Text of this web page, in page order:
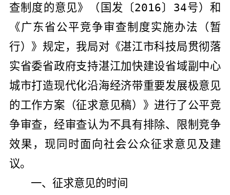
查制度的意见》（国发〔2016〕 34号）和
《广东省公平竞争审查制度实施办法（暂
行）》规定，我局对 《湛江市科技局贯彻落
实省委省政府支持湛江加快建设省域副中心
城市打造现代化沿海经济带重要发展极意见
的工作方案（征求意见稿）》 进行了公平竞
争审查，经审查认为不具有排除、限制竞争
效果，现同时面向社会公众征求意见及建
议。
一、征求意见的时间